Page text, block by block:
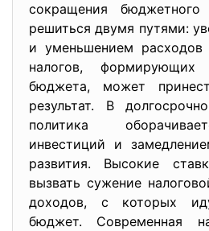
сокращения
решиться двумя путями:
и уменьшением расходов
налогов, формирующих
бюджета, может
результат. В
политика
инвестиций и
развития. Высокие
вызвать сужение
доходов, с которых
бюджет. Современная